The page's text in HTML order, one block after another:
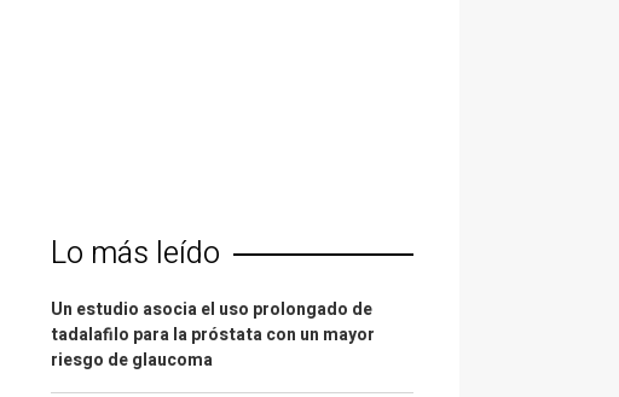
Lo más leído
Un estudio asocia el uso prolongado de
tadalafilo para la próstata con un mayor
riesgo de glaucoma